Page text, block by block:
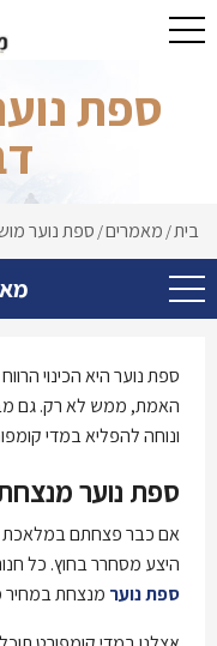
ספת
בית/ מאמרים/ ספת נוער
ספת נוער היא הכינוי
האמת, ממש לא רק. גם
ונוחה להפליא במדי
ספת נוער
אם כבר פצחתם במלאכת
היצע מסחרר בחוץ. כל
ספת נוער מנצחת במחיר